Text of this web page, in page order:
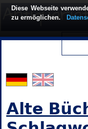
Alte
Diese Webseite
zu ermöglichen.